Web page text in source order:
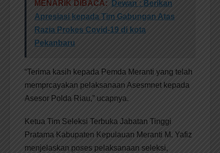
MENARIK DIBACA:
Dewan : Berikan
Apresiasi kepada Tim Gabungan Atas
Razia Prokes Covid-19 di kota
Pekanbaru
“Terima kasih kepada Pemda Meranti yang telah
memprcayakan pelaksanaan Asesmnet kepada
Asesor Polda Riau,” ucapnya.
Ketua Tim Seleksi Terbuka Jabatan Tinggi
Pratama Kabupaten Kepulauan Meranti M. Yafiz
menjelaskan poses pelaksanaan seleksi,